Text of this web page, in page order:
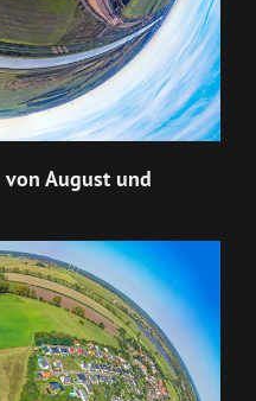
von August und